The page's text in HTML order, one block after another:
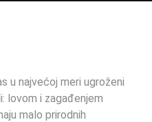
u najvećoj meri ugroženi
lovom i zagađenjem
malo prirodnih